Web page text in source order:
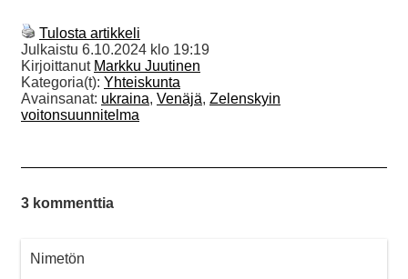
Tulosta artikkeli
Julkaistu 6.10.2024 klo 19:19
Kirjoittanut Markku Juutinen
Kategoria(t): Yhteiskunta
Avainsanat: ukraina, Venäjä, Zelenskyin
voitonsuunnitelma
3 kommenttia
Nimetön